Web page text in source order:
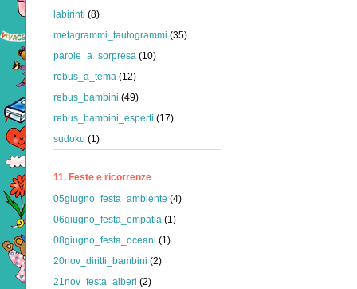
labirinti (8)
metagrammi_tautogrammi (35)
parole_a_sorpresa (10)
rebus_a_tema (12)
rebus_bambini (49)
rebus_bambini_esperti (17)
sudoku (1)
11. Feste e ricorrenze
05giugno_festa_ambiente (4)
06giugno_festa_empatia (1)
08giugno_festa_oceani (1)
20nov_diritti_bambini (2)
21nov_festa_alberi (2)